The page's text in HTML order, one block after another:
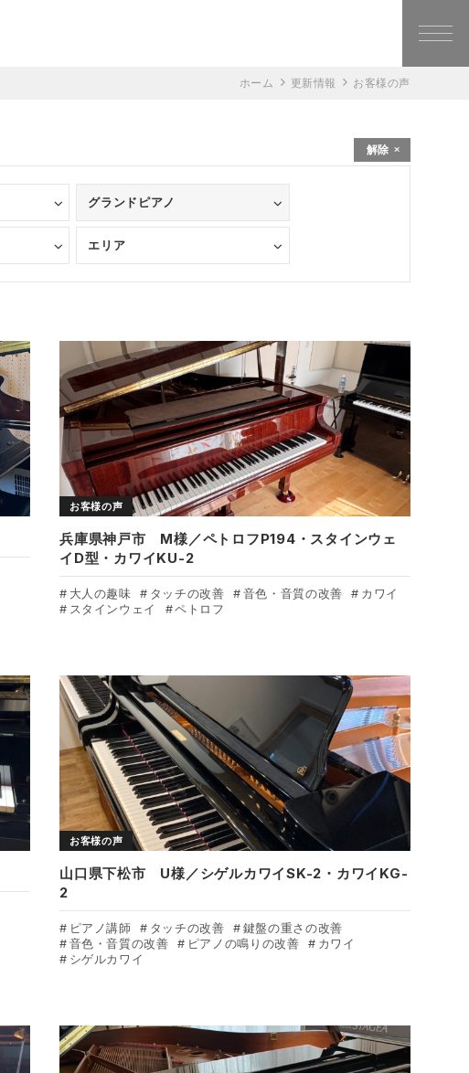
ホーム 更新情報 お客様の声
解除
お客様の声
兵庫県神戸市 M様／ペトロフP194・スタインウェ
イD型・カワイKU-2
大人の趣味 タッチの改善 音色・音質の改善
カワイ
スタインウェイ
ペトロフ
お客様の声
山口県下松市 U様／シゲルカワイSK-2・カワイKG-
2
ピアノ講師 タッチの改善
鍵盤の重さの改善
音色・音質の改善
ピアノの鳴りの改善
カワイ
シゲルカワイ